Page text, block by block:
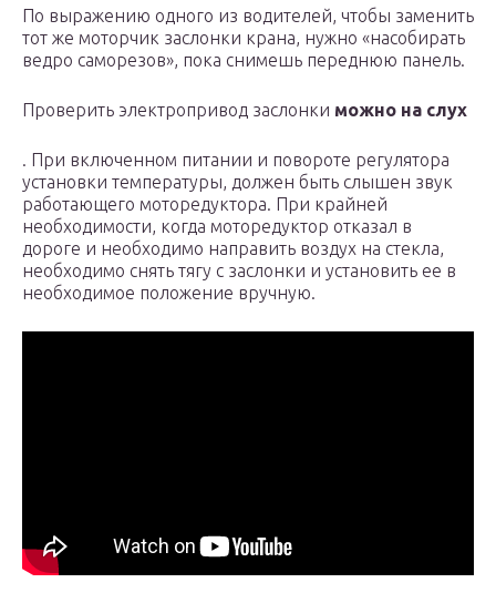
По выражению одного из водителей, чтобы заменить
тот же моторчик заслонки крана, нужно «насобирать
ведро саморезов», пока снимешь переднюю панель.
Проверить электропривод заслонки можно на слух
. При включенном питании и повороте регулятора
установки температуры, должен быть слышен звук
работающего моторедуктора. При крайней
необходимости, когда моторедуктор отказал в
дороге и необходимо направить воздух на стекла,
необходимо снять тягу с заслонки и установить ее в
необходимое положение вручную.